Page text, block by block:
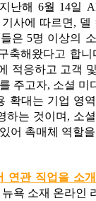
지난해 6월 14일
기사에 따르면, 델
은 5명 이상의
축해왔다고 합니
적응하고 고객
주고자, 소셜 미
확대는 기업 영
하는 것이며 , 소
어 촉매체 역할
연관 직업을 소
욕 소재 온라인